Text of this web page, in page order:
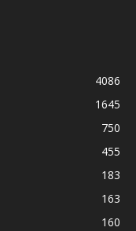
4086
1645
750
455
183
163
160